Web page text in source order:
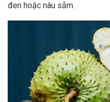
đen hoặc nâu sẫm.